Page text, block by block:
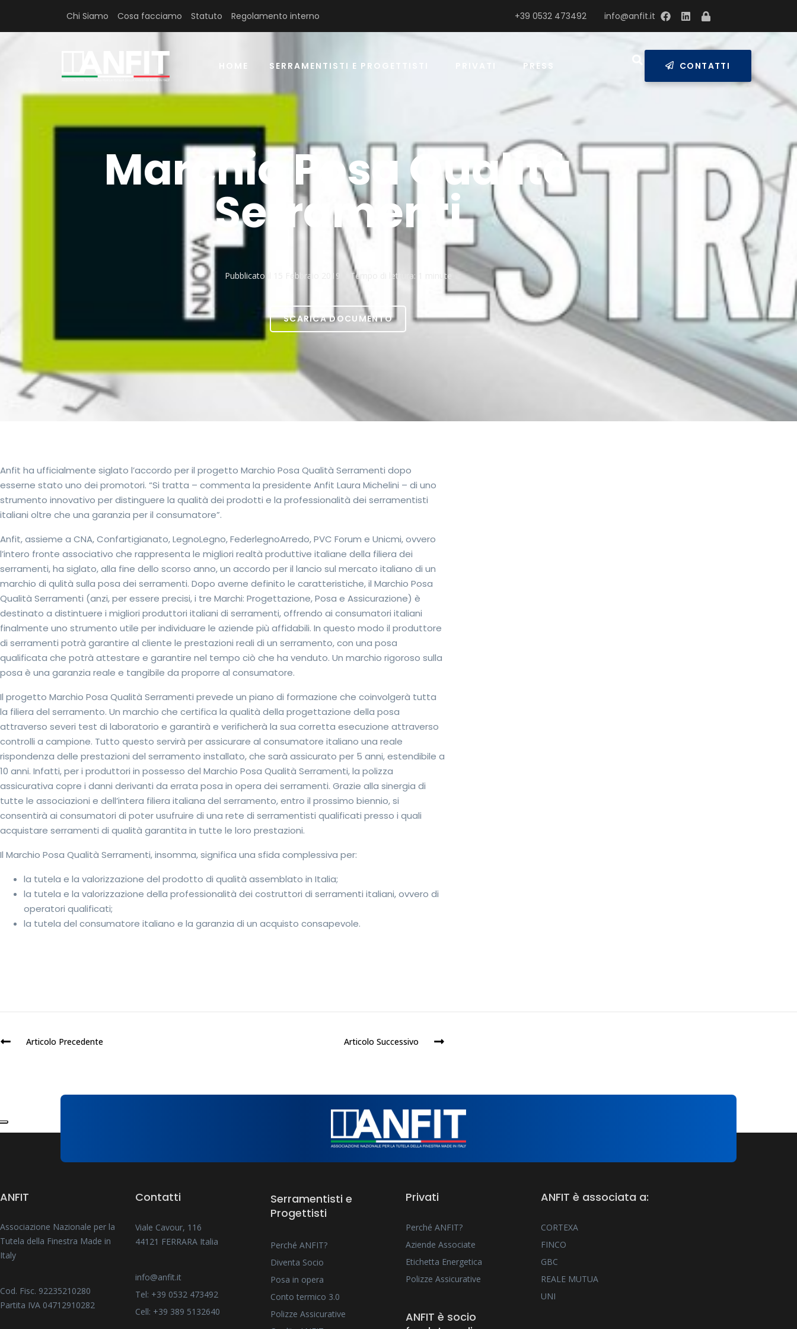
Chi Siamo Cosa facciamo Statuto Regolamento interno info@anfit.it
+39 0532 473492
HOME SERRAMENTISTI E PROGETTISTI PRESS CONTATTI
Marchio Posa Qualità
Serramenti
Pubblicato il 15 Febbraio 2019 Tempo di lettura: 1 minute
SCARICA DOCUMENTO
Anfit ha ufficialmente siglato l’accordo per il progetto Marchio Posa Qualità Serramenti dopo
esserne stato uno dei promotori. “Si tratta – commenta la presidente Anfit Laura Michelini – di uno
strumento innovativo per distinguere la qualità dei prodotti e la professionalità dei serramentisti
italiani oltre che una garanzia per il consumatore”.
Anfit, assieme a CNA, Confartigianato, LegnoLegno, FederlegnoArredo, PVC Forum e Unicmi, ovvero
l’intero fronte associativo che rappresenta le migliori realtà produttive italiane della filiera dei
serramenti, ha siglato, alla fine dello scorso anno, un accordo per il lancio sul mercato italiano di un
marchio di qulità sulla posa dei serramenti. Dopo averne definito le caratteristiche, il Marchio Posa
Qualità Serramenti (anzi, per essere precisi, i tre Marchi: Progettazione, Posa e Assicurazione) è
destinato a distintuere i migliori produttori italiani di serramenti, offrendo ai consumatori italiani
finalmente uno strumento utile per individuare le aziende più affidabili. In questo modo il produttore
di serramenti potrà garantire al cliente le prestazioni reali di un serramento, con una posa
qualificata che potrà attestare e garantire nel tempo ciò che ha venduto. Un marchio rigoroso sulla
posa è una garanzia reale e tangibile da proporre al consumatore.
Il progetto Marchio Posa Qualità Serramenti prevede un piano di formazione che coinvolgerà tutta
la filiera del serramento. Un marchio che certifica la qualità della progettazione della posa
attraverso severi test di laboratorio e garantirà e verificherà la sua corretta esecuzione attraverso
controlli a campione. Tutto questo servirà per assicurare al consumatore italiano una reale
rispondenza delle prestazioni del serramento installato, che sarà assicurato per 5 anni, estendibile a
10 anni. Infatti, per i produttori in possesso del Marchio Posa Qualità Serramenti, la polizza
assicurativa copre i danni derivanti da errata posa in opera dei serramenti. Grazie alla sinergia di
tutte le associazioni e dell’intera filiera italiana del serramento, entro il prossimo biennio, si
consentirà ai consumatori di poter usufruire di una rete di serramentisti qualificati presso i quali
acquistare serramenti di qualità garantita in tutte le loro prestazioni.
Il Marchio Posa Qualità Serramenti, insomma, significa una sfida complessiva per:
la tutela e la valorizzazione del prodotto di qualità assemblato in Italia;
la tutela e la valorizzazione della professionalità dei costruttori di serramenti italiani, ovvero di
operatori qualificati;
la tutela del consumatore italiano e la garanzia di un acquisto consapevole.
Articolo Precedente Articolo Successivo
ANFIT
Associazione Nazionale per la
Tutela della Finestra Made in
Italy
Cod. Fisc. 92235210280
Partita IVA 04712910282
Contatti
Viale Cavour, 116
44121 FERRARA Italia
info@anfit.it
Tel: +39 0532 473492
Cell: +39 389 5132640
Serramentisti e
Progettisti
Perché ANFIT?
Diventa Socio
Posa in opera
Conto termico 3.0
Polizze Assicurative
Privati
Perché ANFIT?
Aziende Associate
Etichetta Energetica
Polizze Assicurative
ANFIT è socio
ANFIT è associata a:
CORTEXA
FINCO
GBC
REALE MUTUA
UNI